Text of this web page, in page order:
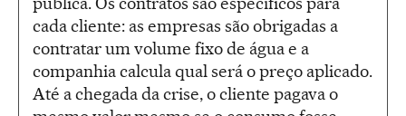
cada cliente: as empresas são obrigadas a
contratar um volume fixo de água e a
companhia calcula qual será o preço aplicado.
Até a chegada da crise, o cliente pagava o